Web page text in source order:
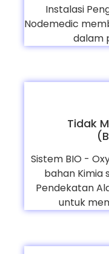
Instalasi
Nodemedic
dalam
Tidak
Sistem BIO -
bahan Kimia
Pendekatan
untuk